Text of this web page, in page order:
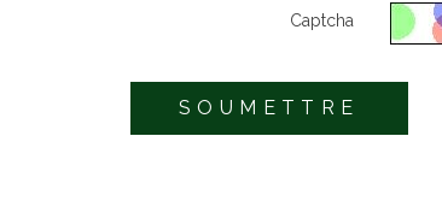
Captcha
SOUMETTRE